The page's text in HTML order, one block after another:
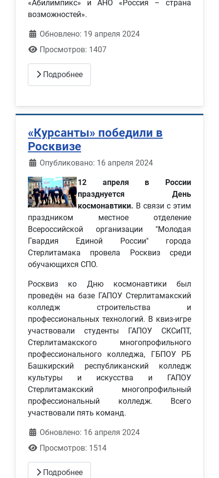
«Абилимпикс» и АНО «Россия – страна
возможностей».
Обновлено: 19 апреля 2024
Просмотров: 1407
Подробнее
«Курсанты» победили в
Росквизе
Информация о материале
Опубликовано: 16 апреля 2024
12 апреля в России
празднуется День
космонавтики. В связи с этим
праздником местное отделение
Всероссийской организации "Молодая
Гвардия Единой России" города
Стерлитамака провела Росквиз среди
обучающихся СПО.
Росквиз ко Дню космонавтики был
проведён на базе ГАПОУ Стерлитамакский
колледж строительства и
профессиональных технологий. В квиз-игре
участвовали студенты ГАПОУ СКСиПТ,
Стерлитамакского многопрофильного
профессионального колледжа, ГБПОУ РБ
Башкирский республиканский колледж
культуры и искусства и ГАПОУ
Стерлитамакский многопрофильный
профессиональный колледж. Всего
участвовали пять команд.
Обновлено: 16 апреля 2024
Просмотров: 1514
Подробнее